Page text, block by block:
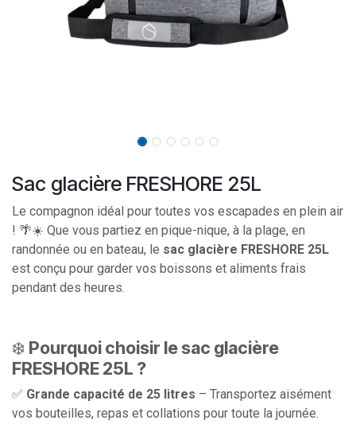
Sac glacière FRESHORE 25L
Le compagnon idéal pour toutes vos escapades en plein air
! 🌴☀️ Que vous partiez en pique-nique, à la plage, en
randonnée ou en bateau, le sac glacière FRESHORE 25L
est conçu pour garder vos boissons et aliments frais
pendant des heures.
❄️ Pourquoi choisir le sac glacière
FRESHORE 25L ?
✅ Grande capacité de 25 litres – Transportez aisément
vos bouteilles, repas et collations pour toute la journée.